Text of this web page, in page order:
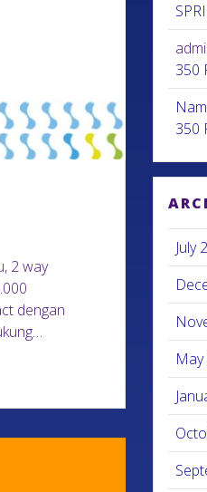
2 way
dengan
350
350
July